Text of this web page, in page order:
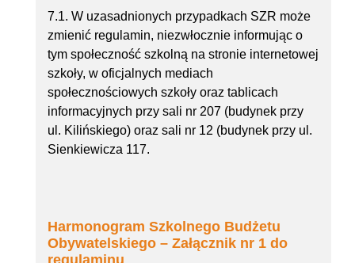
7.1. W uzasadnionych przypadkach SZR może
zmienić regulamin, niezwłocznie informując o
tym społeczność szkolną na stronie internetowej
szkoły, w oficjalnych mediach
społecznościowych szkoły oraz tablicach
informacyjnych przy sali nr 207 (budynek przy
ul. Kilińskiego) oraz sali nr 12 (budynek przy ul.
Sienkiewicza 117.
Harmonogram Szkolnego Budżetu
Obywatelskiego – Załącznik nr 1 do